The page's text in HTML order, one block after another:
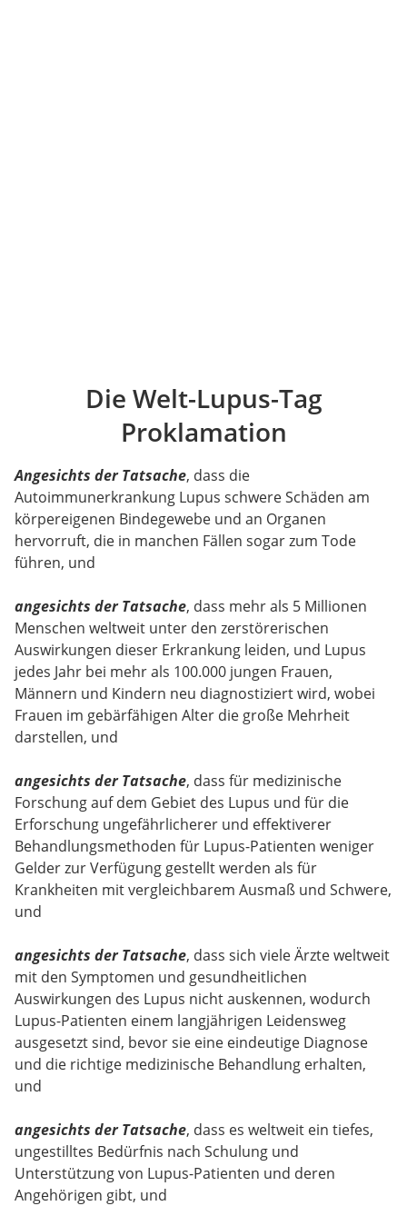
Die Welt-Lupus-Tag
Proklamation
Angesichts der Tatsache, dass die
Autoimmunerkrankung Lupus schwere Schäden am
körpereigenen Bindegewebe und an Organen
hervorruft, die in manchen Fällen sogar zum Tode
führen, und
angesichts der Tatsache, dass mehr als 5 Millionen
Menschen weltweit unter den zerstörerischen
Auswirkungen dieser Erkrankung leiden, und Lupus
jedes Jahr bei mehr als 100.000 jungen Frauen,
Männern und Kindern neu diagnostiziert wird, wobei
Frauen im gebärfähigen Alter die große Mehrheit
darstellen, und
angesichts der Tatsache, dass für medizinische
Forschung auf dem Gebiet des Lupus und für die
Erforschung ungefährlicherer und effektiverer
Behandlungsmethoden für Lupus-Patienten weniger
Gelder zur Verfügung gestellt werden als für
Krankheiten mit vergleichbarem Ausmaß und Schwere,
und
angesichts der Tatsache, dass sich viele Ärzte weltweit
mit den Symptomen und gesundheitlichen
Auswirkungen des Lupus nicht auskennen, wodurch
Lupus-Patienten einem langjährigen Leidensweg
ausgesetzt sind, bevor sie eine eindeutige Diagnose
und die richtige medizinische Behandlung erhalten,
und
angesichts der Tatsache, dass es weltweit ein tiefes,
ungestilltes Bedürfnis nach Schulung und
Unterstützung von Lupus-Patienten und deren
Angehörigen gibt, und